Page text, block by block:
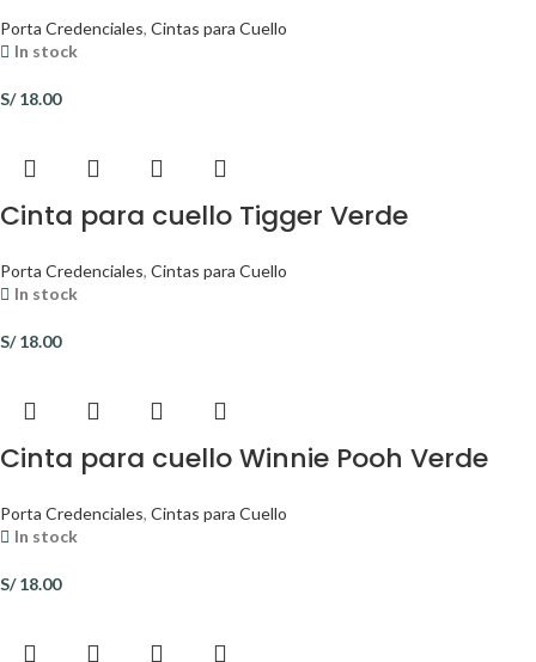
Porta Credenciales, Cintas para Cuello
In stock
S/18.00
Cinta para cuello Tigger Verde
Porta Credenciales, Cintas para Cuello
In stock
S/18.00
Cinta para cuello Winnie Pooh Verde
Porta Credenciales, Cintas para Cuello
In stock
S/18.00